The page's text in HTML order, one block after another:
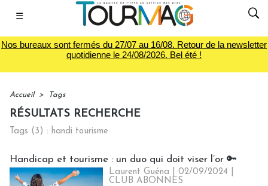
☰
Nos bureaux sont fermés du 27/07 au 16/08. Retour de la newsletter
quotidienne le 24/08/2026. Bel été !
Accueil > Tags
RÉSULTATS RECHERCHE
Tags (3) : handi tourisme
Handicap et tourisme : un duo qui doit viser l’or 🔑
Laurent Guéna | 02/09/2024
CLUB ABONNES